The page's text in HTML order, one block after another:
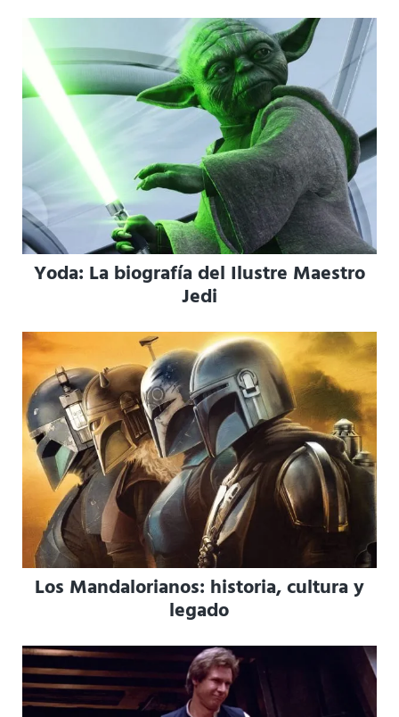
Yoda: La biografía del Ilustre Maestro
Jedi
Los Mandalorianos: historia, cultura y
legado